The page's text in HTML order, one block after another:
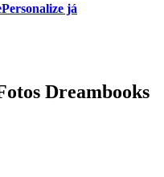
Personalize já
Dreambooks